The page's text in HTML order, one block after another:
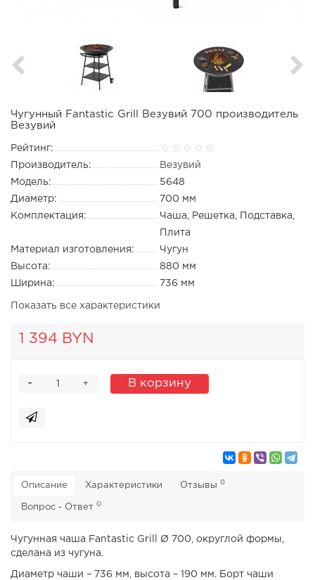
Чугунный Fantastic Grill Везувий 700 производитель
Везувий
Рейтинг:
Производитель:
Везувий
Модель:
5648
Диаметр:
700 мм
Комплектация:
Чаша, Решетка, Подставка,
Плита
Материал изготовления:
Чугун
Высота:
880 мм
Ширина:
736 мм
Показать все характеристики
1 394 BYN
+
- В корзину
Описание Характеристики Отзывы 0
Вопрос - Ответ 0
Чугунная чаша Fantastic Grill Ø 700, округлой формы,
сделана из чугуна.
Диаметр чаши – 736 мм, высота – 190 мм. Борт чаши